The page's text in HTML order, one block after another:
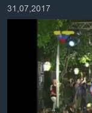
ໄປການເລືອກຕັ້ງ ປະທານ
ຂ່າວ​ຈີນ
ອິດສະຫຼະພາບດ້ານກ
31,07,2017
No